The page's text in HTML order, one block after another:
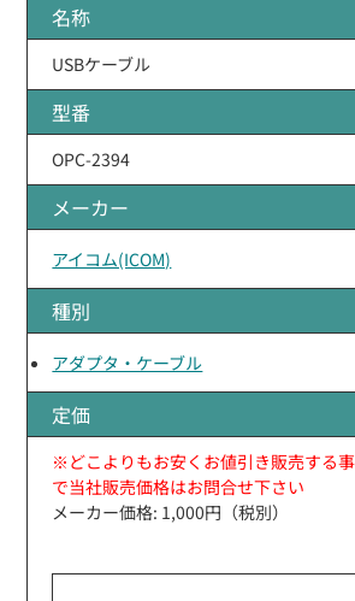
名称
USBケーブル
型番
OPC-2394
メーカー
アイコム(ICOM)
種別
アダプタ・ケーブル
定価
※どこよりもお安くお値引き販売する
で当社販売価格はお問合せ下さい
メーカー価格: 1,000円（税別）